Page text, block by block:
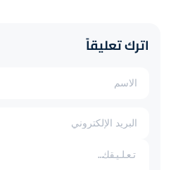
اترك تعليقاً